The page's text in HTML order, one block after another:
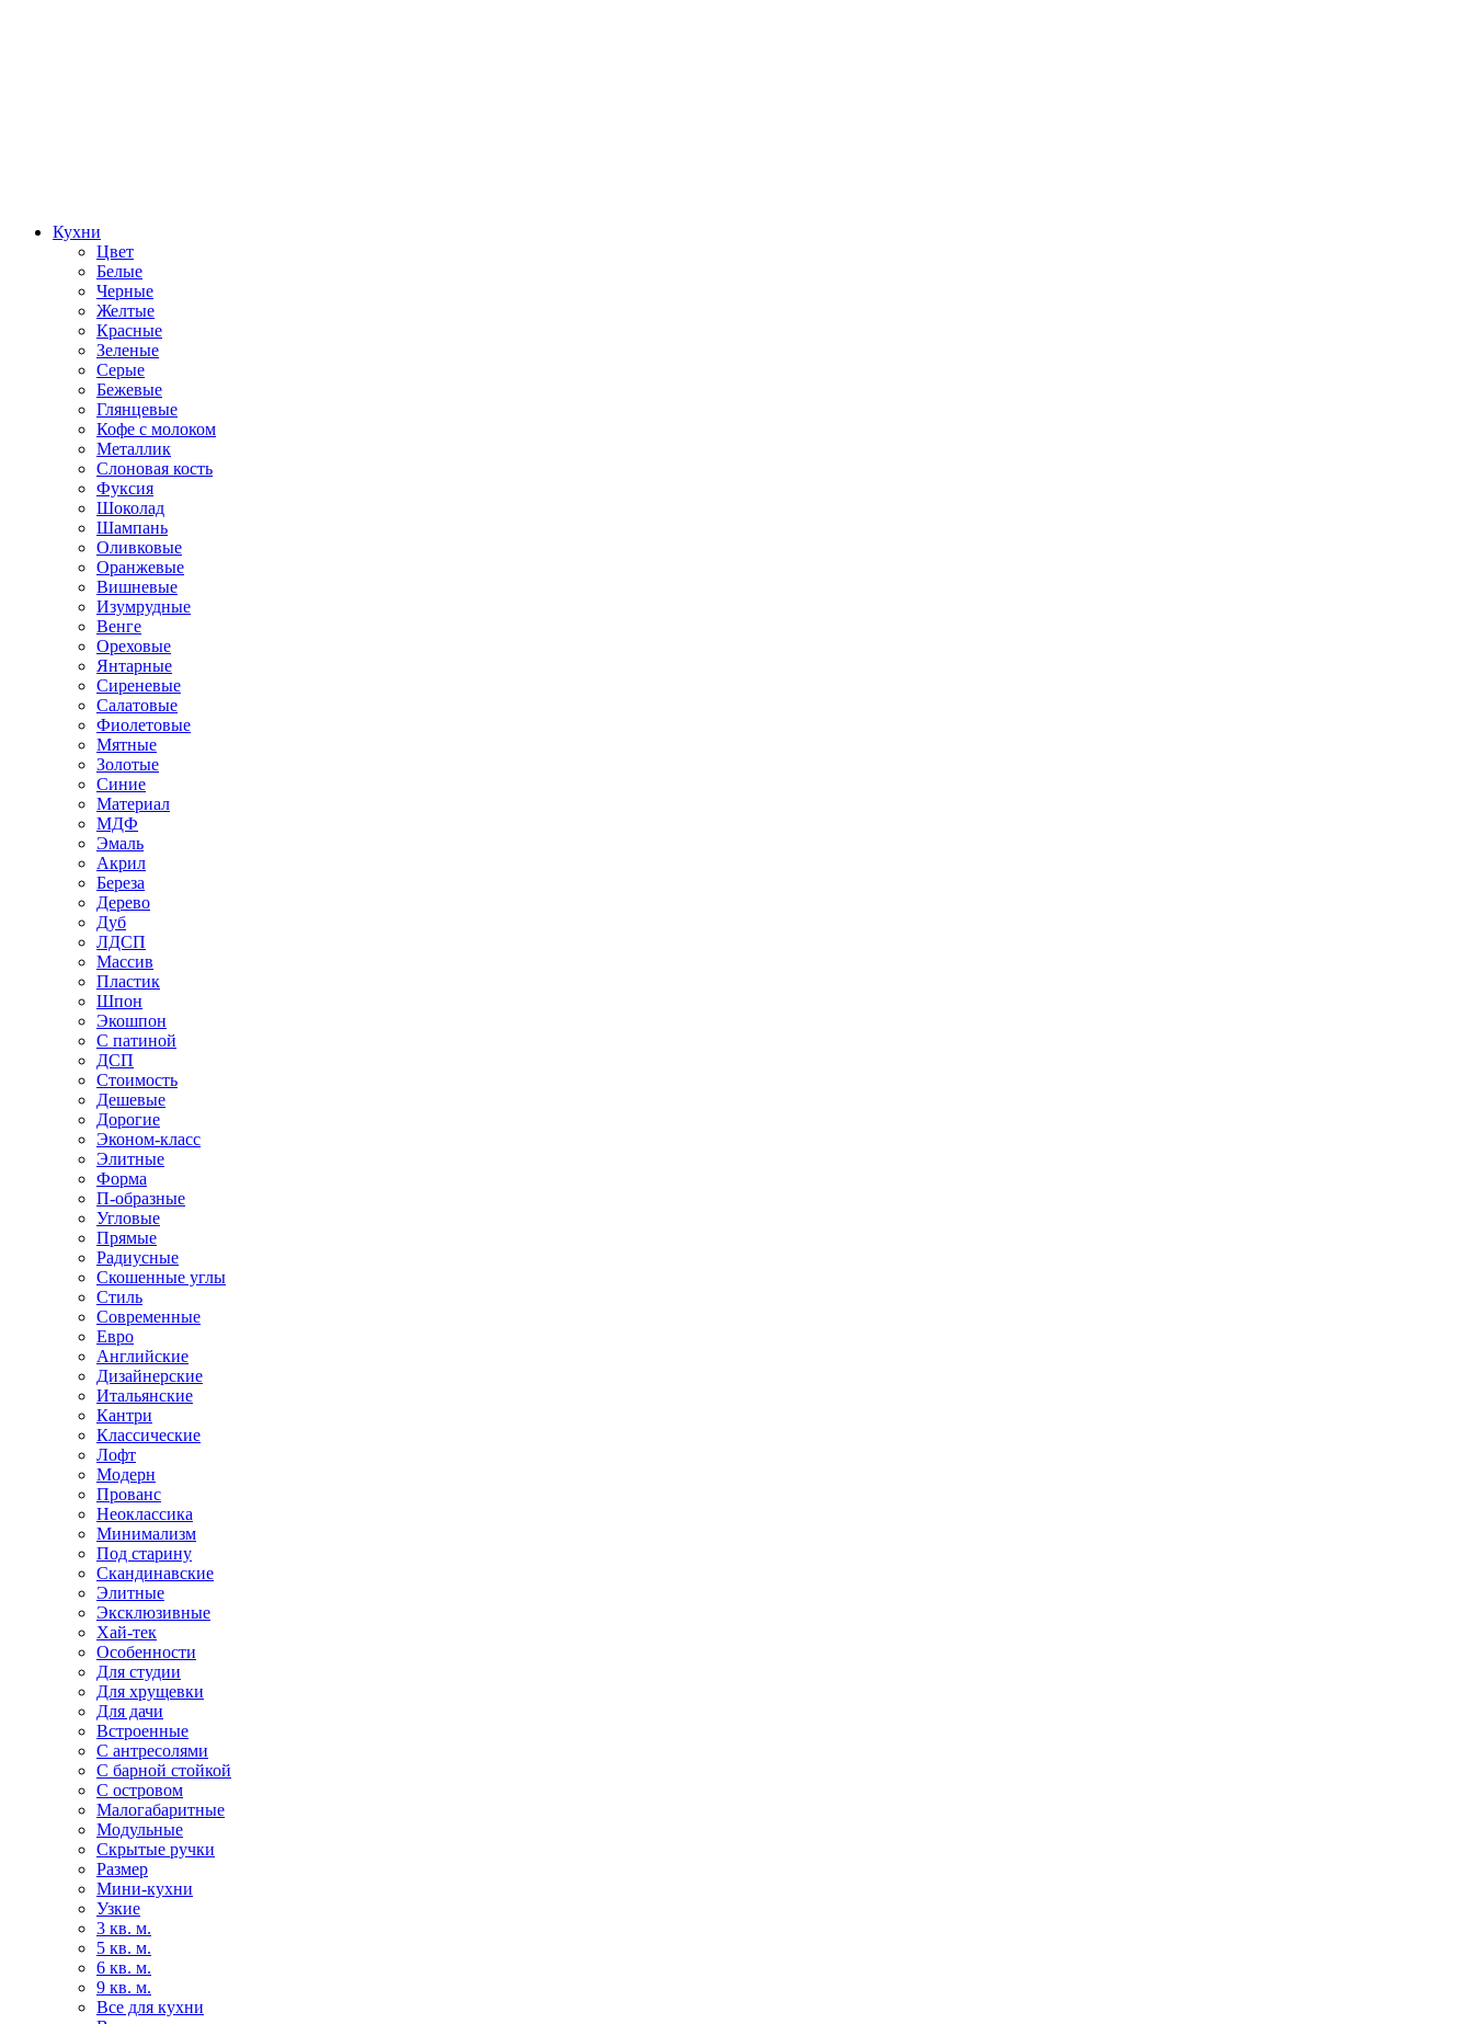
Кухни
Цвет
Белые
Черные
Желтые
Красные
Зеленые
Серые
Бежевые
Глянцевые
Кофе с молоком
Металлик
Слоновая кость
Фуксия
Шоколад
Шампань
Оливковые
Оранжевые
Вишневые
Изумрудные
Венге
Ореховые
Янтарные
Сиреневые
Салатовые
Фиолетовые
Мятные
Золотые
Синие
Материал
МДФ
Эмаль
Акрил
Береза
Дерево
Дуб
ЛДСП
Массив
Пластик
Шпон
Экошпон
С патиной
ДСП
Стоимость
Дешевые
Дорогие
Эконом-класс
Элитные
Форма
П-образные
Угловые
Прямые
Радиусные
Скошенные углы
Стиль
Современные
Евро
Английские
Дизайнерские
Итальянские
Кантри
Классические
Лофт
Модерн
Прованс
Неоклассика
Минимализм
Под старину
Скандинавские
Элитные
Эксклюзивные
Хай-тек
Особенности
Для студии
Для хрущевки
Для дачи
Встроенные
С антресолями
С барной стойкой
С островом
Малогабаритные
Модульные
Скрытые ручки
Размер
Мини-кухни
Узкие
3 кв. м.
5 кв. м.
6 кв. м.
9 кв. м.
Все для кухни